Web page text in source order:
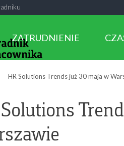
ZATRUDNIENIE
HR Solutions Trends już 30 maja w